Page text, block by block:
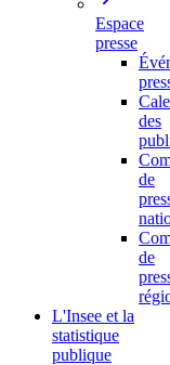
Espace
presse
des
de
de
L'Insee et la
statistique
publique